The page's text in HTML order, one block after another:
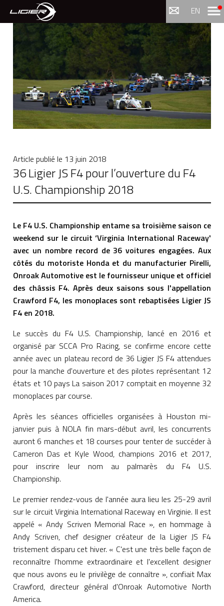
EN Menu
Article publié le 13 juin 2018
36 Ligier JS F4 pour l’ouverture du F4
U.S. Championship 2018
Le F4 U.S. Championship entame sa troisième saison ce
weekend sur le circuit ‘Virginia International Raceway'
avec un nombre record de 36 voitures engagées. Aux
côtés du motoriste Honda et du manufacturier Pirelli,
Onroak Automotive est le fournisseur unique et officiel
des châssis F4. Après deux saisons sous l'appellation
Crawford F4, les monoplaces sont rebaptisées Ligier JS
F4 en 2018.
Le succès du F4 U.S. Championship, lancé en 2016 et
organisé par SCCA Pro Racing, se confirme encore cette
année avec un plateau record de 36 Ligier JS F4 attendues
pour la manche d'ouverture et des pilotes représentant 12
états et 10 pays La saison 2017 comptait en moyenne 32
monoplaces par course.
Après les séances officielles organisées à Houston mi-
janvier puis à NOLA fin mars-début avril, les concurrents
auront 6 manches et 18 courses pour tenter de succéder à
Cameron Das et Kyle Wood, champions 2016 et 2017,
pour inscrire leur nom au palmarès du F4 U.S.
Championship.
Le premier rendez-vous de l'année aura lieu les 25-29 avril
sur le circuit Virginia International Raceway en Virginie. Il est
appelé « Andy Scriven Memorial Race », en hommage à
Andy Scriven, chef designer créateur de la Ligier JS F4
tristement disparu cet hiver. « C'est une très belle façon de
reconnaître l'homme extraordinaire et l'excellent designer
que nous avons eu le privilège de connaître », confiait Max
Crawford, directeur général d'Onroak Automotive North
America.